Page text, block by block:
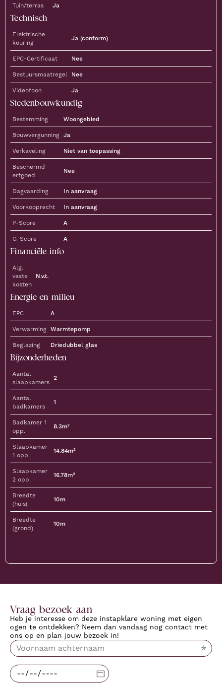
Tuin/terras Ja
Technisch
Elektrische
keuring
Ja (conform)
EPC-Certificaat Nee
Bestuursmaatregel Nee
Videofoon Ja
Stedenbouwkundig
Bestemming Woongebied
Bouwvergunning Ja
Verkaveling Niet van toepassing
Beschermd
erfgoed
Nee
Dagvaarding In aanvraag
Voorkooprecht In aanvraag
P-Score A
G-Score A
Financiële info
Alg.
vaste
kosten
N.v.t.
Energie en milieu
EPC A
Verwarming Warmtepomp
Beglazing Driedubbel glas
Bijzonderheden
Aantal
slaapkamers
2
Aantal
badkamers
1
Badkamer 1
opp.
8.3m²
Slaapkamer
1 opp.
14.84m²
Slaapkamer
2 opp.
16.78m²
Breedte
(huis)
10m
Breedte
(grond)
10m
Vraag bezoek aan
Heb je interesse om deze instapklare woning met eigen
ogen te ontdekken? Neem dan vandaag nog contact met
ons op en plan jouw bezoek in!